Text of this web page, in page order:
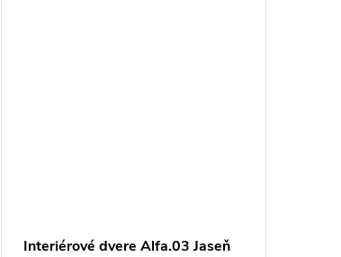
Interiérové dvere Alfa.03 Jaseň